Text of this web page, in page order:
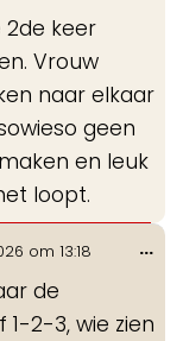
keer
Vrouw
naar elkaar
geen
en leuk
loopt.
om 13:18
de
2-3, wie zien
...